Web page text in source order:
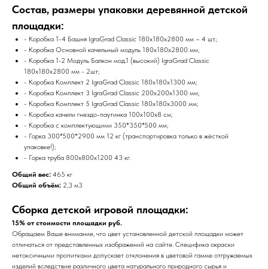
Состав, размеры упаковки деревянной детской
площадки:
- Коробка 1-4 Башня IgraGrad Classic 180х180х2800 мм – 4 шт.;
- Коробка Основной качельный модуль 180х180х2800 мм;
- Коробка 1-2 Модуль Балкон мод.1 (высокий) IgraGrad Classic
180х180х2800 мм - 2шт;
- Коробка Комплект 2 IgraGrad Classic 180х180х1300 мм;
- Коробка Комплект 3 IgraGrad Classic 200х200х1300 мм;
- Коробка Комплект 5 IgraGrad Classic 180х180х3000 мм;
- Коробка качели гнездо-паутинка 100х100х8 см;
- Коробка с комплектующими 350*350*500 мм;
- Горка 300*500*2900 мм 12 кг (транспортировка только в жёсткой
упаковке!);
- Горка труба 800х800х1200 43 кг.
Общий вес: 465 кг
Общий объём: 2,3 м3
Сборка детской игровой площадки:
15% от стоимости площадки руб.
Обращаем Ваше внимание, что цвет установленной детской площадки может
отличаться от представленных изображений на сайте. Специфика окраски
нетоксичными пропитками допускает отклонения в цветовой гамме отгружаемых
изделий вследствие различного цвета натурального природного сырья и